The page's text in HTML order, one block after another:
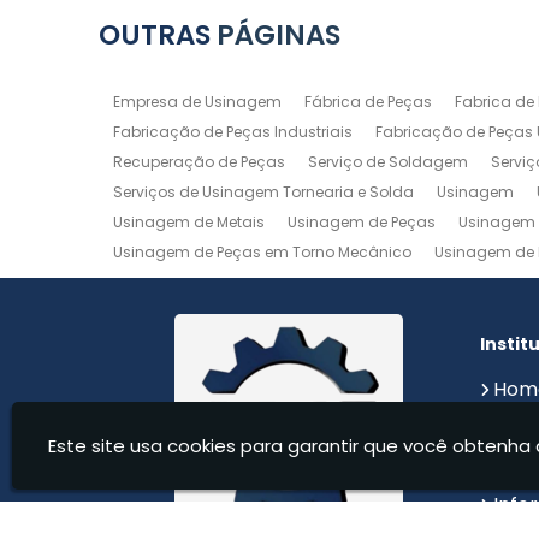
OUTRAS PÁGINAS
Empresa de Usinagem Fábrica de Peças
Fabrica de
Fabricação de Peças Industriais
Fabricação de
Recuperação de Peças
Serviço de Soldagem
Serviços de Usinagem Tornearia e Solda
Usinagem
Usinagem de Metais
Usinagem de Peças
Usinagem
Usinagem de Peças em Torno Mecânico
Usinagem de
Usinagem de Precisão
Usinagem em Aluminio
Usinagem Maquinas
Usinagem Mecanica
Este site usa cookies para garantir que você obtenha